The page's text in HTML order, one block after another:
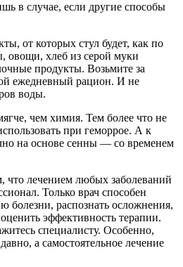
в случае, если другие способы
от которых стул будет, как по
овощи, хлеб из серой муки
продукты. Возьмите за
ежедневный рацион. И не
воды.
чем химия. Тем более что не
при геморрое. А к
на основе сенны — со временем
лечением любых заболеваний
Только врач способен
болезни, распознать осложнения,
эффективность терапии.
специалисту. Особенно,
а самостоятельное лечение